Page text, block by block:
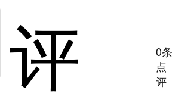
评
0条
点
评